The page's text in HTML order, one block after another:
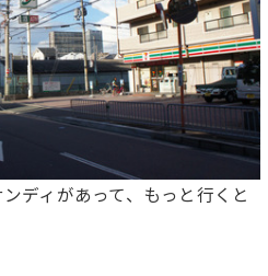
ディがあって、もっと行くと